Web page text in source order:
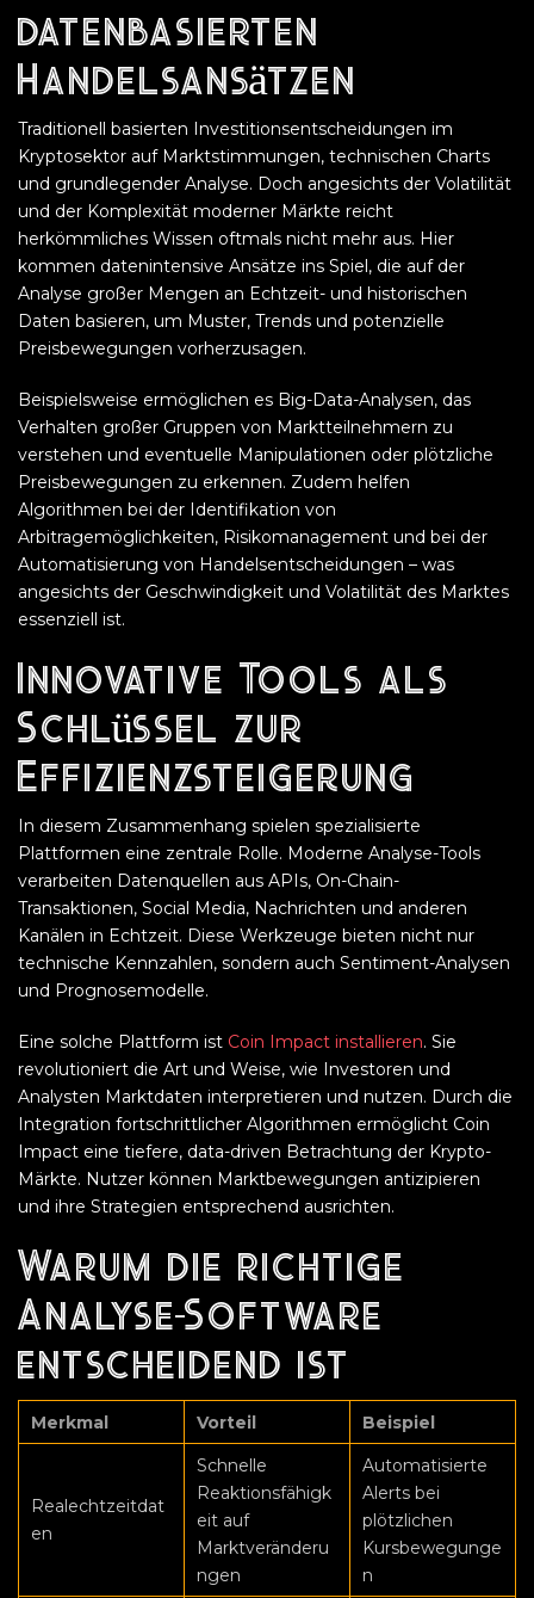
datenbasierten
Handelsansätzen
Traditionell basierten Investitionsentscheidungen im
Kryptosektor auf Marktstimmungen, technischen Charts
und grundlegender Analyse. Doch angesichts der Volatilität
und der Komplexität moderner Märkte reicht
herkömmliches Wissen oftmals nicht mehr aus. Hier
kommen datenintensive Ansätze ins Spiel, die auf der
Analyse großer Mengen an Echtzeit- und historischen
Daten basieren, um Muster, Trends und potenzielle
Preisbewegungen vorherzusagen.
Beispielsweise ermöglichen es Big-Data-Analysen, das
Verhalten großer Gruppen von Marktteilnehmern zu
verstehen und eventuelle Manipulationen oder plötzliche
Preisbewegungen zu erkennen. Zudem helfen
Algorithmen bei der Identifikation von
Arbitragemöglichkeiten, Risikomanagement und bei der
Automatisierung von Handelsentscheidungen – was
angesichts der Geschwindigkeit und Volatilität des Marktes
essenziell ist.
Innovative Tools als
Schlüssel zur
Effizienzsteigerung
In diesem Zusammenhang spielen spezialisierte
Plattformen eine zentrale Rolle. Moderne Analyse-Tools
verarbeiten Datenquellen aus APIs, On-Chain-
Transaktionen, Social Media, Nachrichten und anderen
Kanälen in Echtzeit. Diese Werkzeuge bieten nicht nur
technische Kennzahlen, sondern auch Sentiment-Analysen
und Prognosemodelle.
Eine solche Plattform ist Coin Impact installieren. Sie
revolutioniert die Art und Weise, wie Investoren und
Analysten Marktdaten interpretieren und nutzen. Durch die
Integration fortschrittlicher Algorithmen ermöglicht Coin
Impact eine tiefere, data-driven Betrachtung der Krypto-
Märkte. Nutzer können Marktbewegungen antizipieren
und ihre Strategien entsprechend ausrichten.
Warum die richtige
Analyse-Software
entscheidend ist
Merkmal Vorteil Beispiel
Realechtzeitdat
en
Schnelle
Reaktionsfähigk
eit auf
Marktveränderu
ngen
Automatisierte
Alerts bei
plötzlichen
Kursbewegunge
n